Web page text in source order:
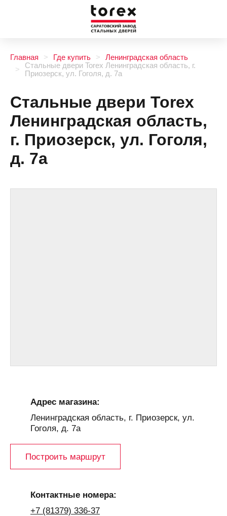
Главная Где купить
Ленинградская область
Стальные двери Torex Ленинградская область, г.
Приозерск, ул. Гоголя, д. 7а
Стальные двери Torex
Ленинградская область,
г. Приозерск, ул. Гоголя,
д. 7а
Адрес магазина:
Ленинградская область, г. Приозерск, ул.
Гоголя, д. 7а
Построить маршрут
Контактные номера:
+7 (81379) 336-37